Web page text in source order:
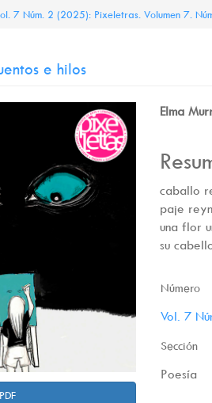
7 Núm. 2 (2025): Pixeletras. Volumen 7.
e hilos
PDF
del
Elma
caballo
paje
una flor
su
del
Número
Vol. 7
Sección
Poesía